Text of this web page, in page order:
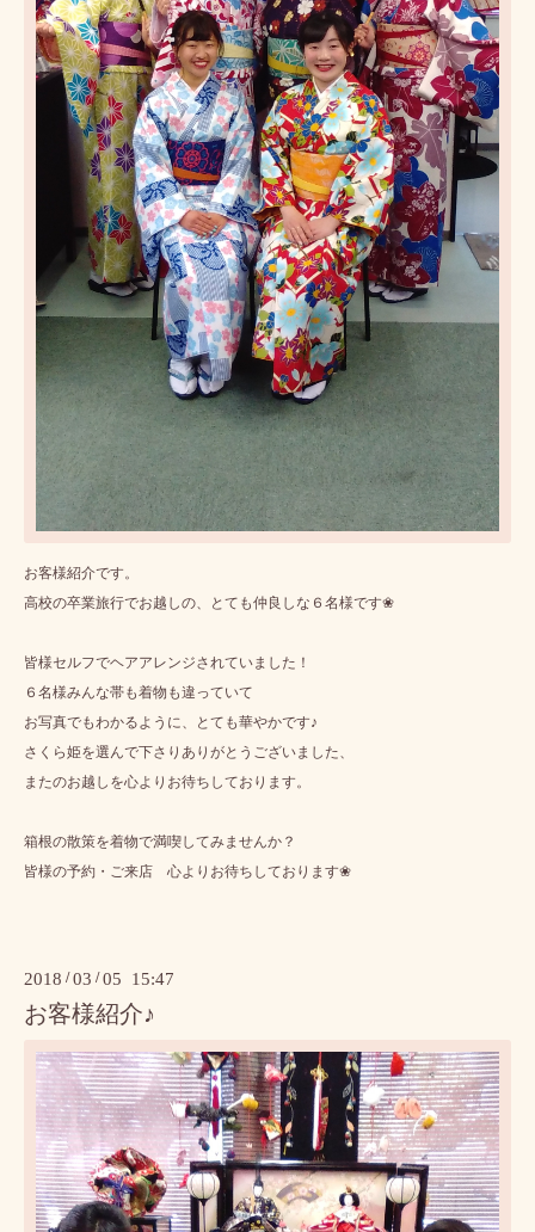
お客様紹介です。
高校の卒業旅行でお越しの、とても仲良しな６名様です❀
皆様セルフでヘアアレンジされていました！
６名様みんな帯も着物も違っていて
お写真でもわかるように、とても華やかです♪
さくら姫を選んで下さりありがとうございました、
またのお越しを心よりお待ちしております。
箱根の散策を着物で満喫してみませんか？
皆様の予約・ご来店 心よりお待ちしております❀
2018 /03 /05 15:47
お客様紹介♪